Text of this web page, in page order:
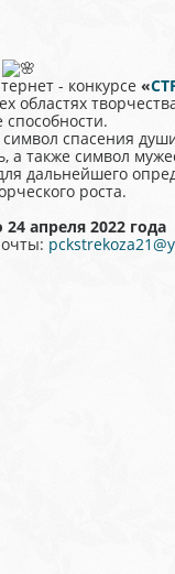
- конкурсе«
областях
спасения
а также символ
дальнейшего
роста.
апреля 2022 года